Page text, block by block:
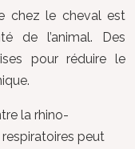
chez le cheval est
de l’animal. Des
pour réduire le
la rhino-
peut